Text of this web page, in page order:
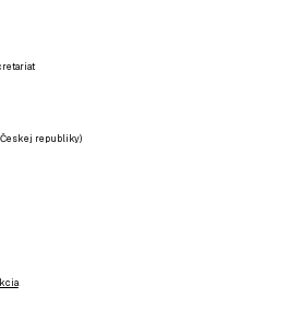
Českej republiky)